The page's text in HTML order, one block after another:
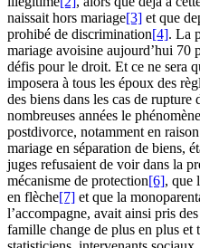
naissait hors mariage[3] et que
prohibé de discrimination[4]. La
mariage avoisine aujourd’hui 70
défis pour le droit. Et ce ne sera
imposera à tous les époux des
des biens dans les cas de rupture
nombreuses années le
postdivorce, notamment en
mariage en séparation de biens,
juges refusaient de voir dans la
mécanisme de protection[6], que
en flèche[7] et que la
l’accompagne, avait ainsi pris
famille change de plus en plus